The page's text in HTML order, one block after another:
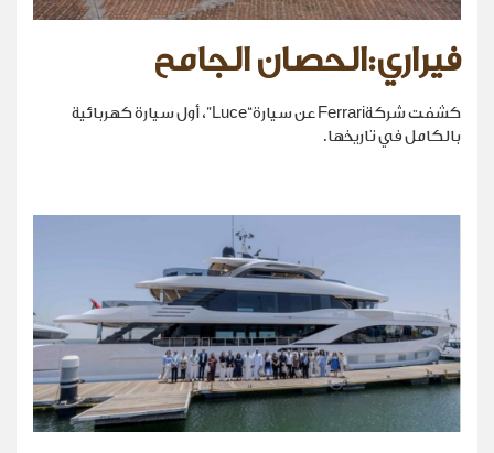
فيراري:الحصان الجامح
كشفت شركةFerrari عن سيارة“Luce”، أول سيارة كهربائية
بالكامل في تاريخها.